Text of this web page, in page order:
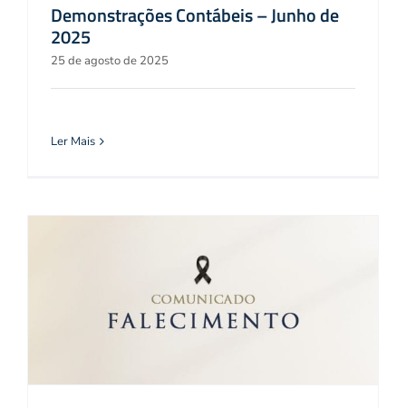
Demonstrações Contábeis – Junho de
2025
25 de agosto de 2025
Ler Mais